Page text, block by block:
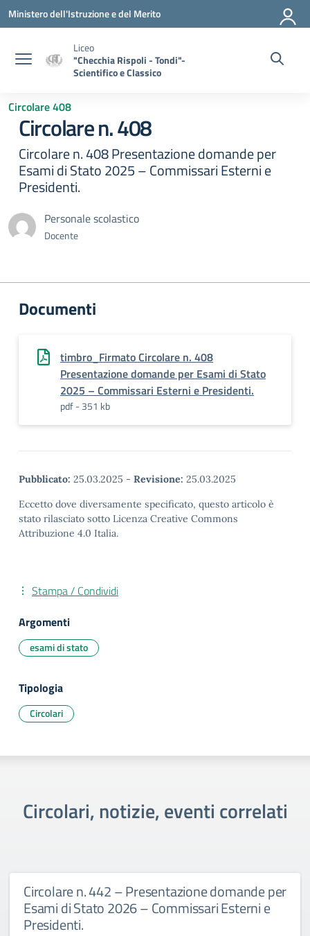
Vai ai contenuti
Vai al menu di navigazione
Vai al footer
Ministero dell'Istruzione e del Merito
Liceo
"Checchia Rispoli - Tondi"-
Scientifico e Classico
Circolare 408
Circolare n. 408
Circolare n. 408 Presentazione domande per
Esami di Stato 2025 – Commissari Esterni e
Presidenti.
Personale scolastico
Docente
Documenti
timbro_Firmato Circolare n. 408
Presentazione domande per Esami di Stato
2025 – Commissari Esterni e Presidenti.
pdf - 351 kb
Pubblicato: 25.03.2025 - Revisione: 25.03.2025
Eccetto dove diversamente specificato, questo articolo è
stato rilasciato sotto Licenza Creative Commons
Attribuzione 4.0 Italia.
Stampa / Condividi
Argomenti
esami di stato
Tipologia
Circolari
Circolari, notizie, eventi correlati
Circolare n. 442 – Presentazione domande per
Esami di Stato 2026 – Commissari Esterni e
Presidenti.